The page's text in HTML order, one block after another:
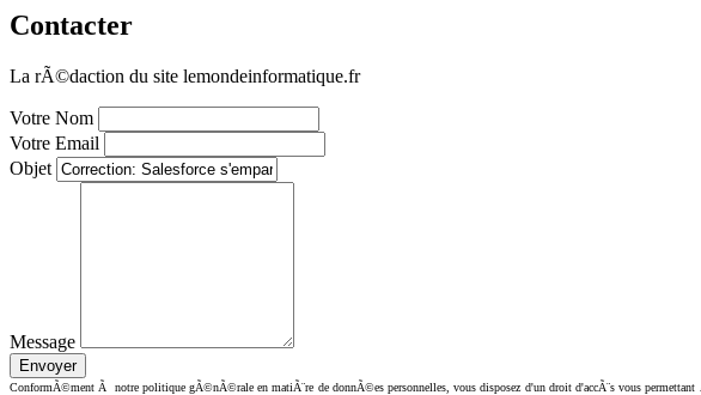
Contacter
La rÃ©daction du site lemondeinformatique.fr
Votre Nom
Votre Email
Objet
Message
ConformÃ©ment Ã notre politique gÃ©nÃ©rale en matiÃ¨re de donnÃ©es personnelles, vous disposez d'un droit d'accÃ¨s vous